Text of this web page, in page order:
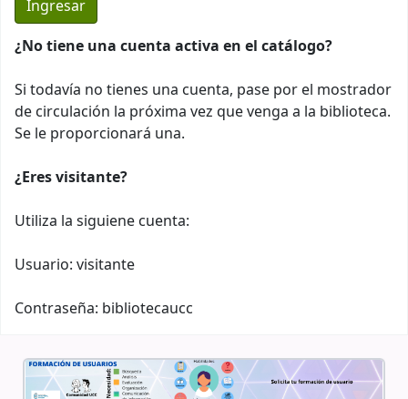
¿No tiene una cuenta activa en el catálogo?
Si todavía no tienes una cuenta, pase por el mostrador
de circulación la próxima vez que venga a la biblioteca.
Se le proporcionará una.
¿Eres visitante?
Utiliza la siguiene cuenta:
Usuario: visitante
Contraseña: bibliotecaucc